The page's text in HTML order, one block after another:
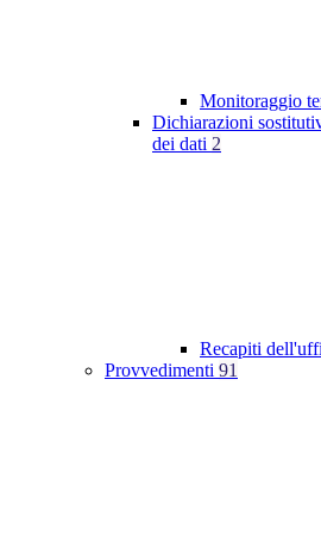
Monitoraggio
Dichiarazioni
dei dati 2
Recapiti
Provvedimenti 91